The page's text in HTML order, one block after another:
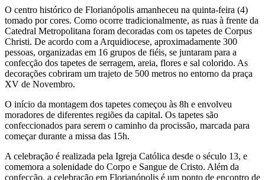
O centro histórico de Florianópolis amanheceu na quinta-feira (4)
tomado por cores. Como ocorre tradicionalmente, as ruas à frente da
Catedral Metropolitana foram decoradas com os tapetes de Corpus
Christi. De acordo com a Arquidiocese, aproximadamente 300
pessoas, organizadas em 16 grupos de fiéis, se juntaram para a
confecção dos tapetes de serragem, areia, flores e sal colorido. As
decorações cobriram um trajeto de 500 metros no entorno da praça
XV de Novembro.
O início da montagem dos tapetes começou às 8h e envolveu
moradores de diferentes regiões da capital. Os tapetes são
confeccionados para serem o caminho da procissão, marcada para
começar durante a missa das 15h.
A celebração é realizada pela Igreja Católica desde o século 13, e
comemora a solenidade do Corpo e Sangue de Cristo. Além da
confecção, a celebração em Florianópolis é um ponto de encontro de